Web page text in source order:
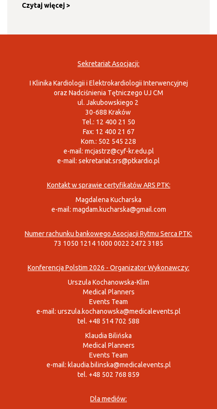
Czytaj więcej >
Sekretariat Asocjacji:
I Klinika Kardiologii i Elektrokardiologii Interwencyjnej
oraz Nadciśnienia Tętniczego UJ CM
ul. Jakubowskiego 2
30-688 Kraków
Tel.: 12 400 21 50
Fax: 12 400 21 67
Kom.: 502 545 228
e-mail: mcjastrz@cyf-kr.edu.pl
e-mail: sekretariat.srs@ptkardio.pl
Kontakt w sprawie certyfikatów ARS PTK:
Magdalena Kucharska
e-mail: magdam.kucharska@gmail.com
Numer rachunku bankowego Asocjacji Rytmu Serca PTK:
73 1050 1214 1000 0022 2472 3185
Konferencja Polstim 2026 - Organizator Wykonawczy:
Urszula Kochanowska-Klim
Medical Planners
Events Team
e-mail: urszula.kochanowska@medicalevents.pl
tel. +48 514 702 588
Klaudia Bilińska
Medical Planners
Events Team
e-mail: klaudia.bilinska@medicalevents.pl
tel. +48 502 768 859
Dla mediów: